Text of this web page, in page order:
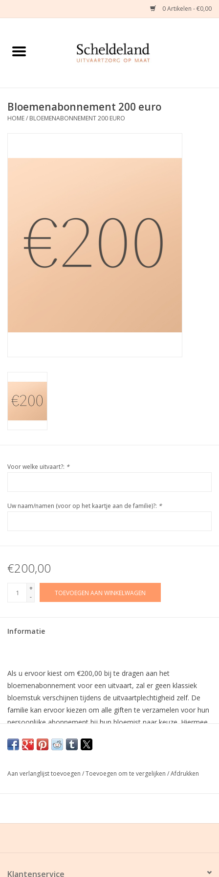
0 Artikelen - €0,00
Home
Herinneringsjuwelen
Troostartikelen
Grafdecoratie
Naar website SCHELDE.LAND
Bloemenabonnement 200 euro
HOME/ BLOEMENABONNEMENT 200 EURO
Voor welke uitvaart?: *
Uw naam/namen (voor op het kaartje aan de familie)?: *
€200,00
+
-
TOEVOEGEN AAN WINKELWAGEN
Informatie
Als u ervoor kiest om €200,00 bij te dragen aan het
bloemenabonnement voor een uitvaart, zal er geen klassiek
bloemstuk verschijnen tijdens de uitvaartplechtigheid zelf. De
familie kan ervoor kiezen om alle giften te verzamelen voor hun
persoonlijke abonnement bij hun bloemist naar keuze. Hiermee
overleden dierbare laten leggen, of gewoon thuis laten leveren
warme bijdrage.
Aan verlanglijst toevoegen /Toevoegen om te vergelijken /Afdrukken
Klantenservice